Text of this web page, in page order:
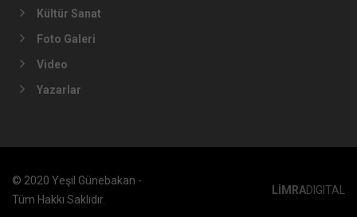
Kültür Sanat
Foto Galeri
Video
Yazarlar
© 2020 Yeşil Günebakan -
Tüm Hakkı Saklıdır.
LİMRADIGITAL